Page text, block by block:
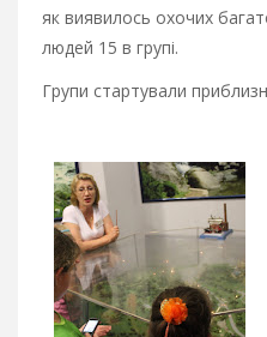
як виявилось охочих
людей 15 в групі.
Групи стартували